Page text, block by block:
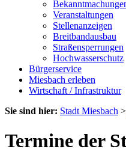
Veranstaltungen
Stellenanzeigen
Breitbandausbau
Straßensperrungen
Hochwasserschutz
Bürgerservice
Miesbach erleben
Wirtschaft / Infrastruktur
Sie sind hier: Stadt Miesbach >
Termine der